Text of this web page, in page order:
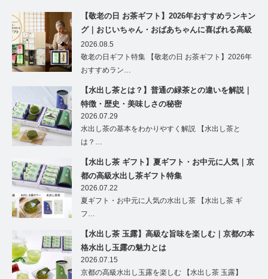
【敬老の日 お茶ギフト】2026年おすすめランキン
グ｜おじいちゃん・おばあちゃんに喜ばれる高級
茶ギフト特集
2026.08.5
敬老の日ギフト特集 【敬老の日 お茶ギフト】2026年
おすすめラン…
【水出し茶とは？】普通の緑茶との違いを解説｜
特徴・歴史・美味しさの秘密
2026.07.29
水出し茶の基本をわかりやすく解説 【水出し茶と
は？…
【水出し茶 ギフト】夏ギフト・お中元に人気｜京
都の高級水出し茶ギフト特集
2026.07.22
夏ギフト・お中元に人気の水出し茶 【水出し茶 ギ
フ…
【水出し茶 玉露】高級な旨味を楽しむ｜京都の本
格水出し玉露の魅力とは
2026.07.15
京都の高級水出し玉露を楽しむ 【水出し茶 玉露】